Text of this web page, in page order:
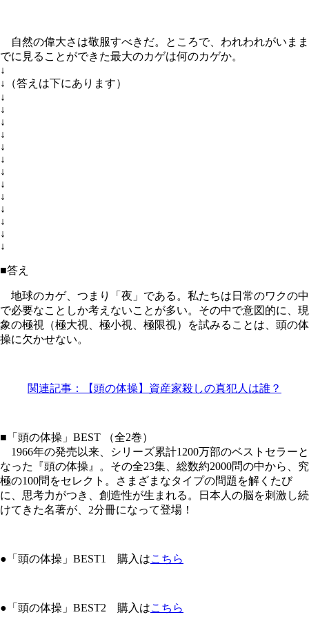
自然の偉大さは敬服すべきだ。ところで、われわれがいまま
でに見ることができた最大のカゲは何のカゲか。
↓
↓（答えは下にあります）
↓
↓
↓
↓
↓
↓
↓
↓
↓
↓
↓
↓
↓
■答え
地球のカゲ、つまり「夜」である。私たちは日常のワクの中
で必要なことしか考えないことが多い。その中で意図的に、現
象の極視（極大視、極小視、極限視）を試みることは、頭の体
操に欠かせない。
関連記事：【頭の体操】資産家殺しの真犯人は誰？
■「頭の体操」BEST （全2巻）
1966年の発売以来、シリーズ累計1200万部のベストセラーと
なった『頭の体操』。その全23集、総数約2000問の中から、究
極の100問をセレクト。さまざまなタイプの問題を解くたび
に、思考力がつき、創造性が生まれる。日本人の脳を刺激し続
けてきた名著が、2分冊になって登場！
●「頭の体操」BEST1 購入はこちら
●「頭の体操」BEST2 購入はこちら